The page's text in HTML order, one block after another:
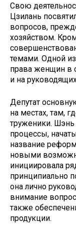
Свою
Цзилань
вопросов,
хозяйством.
темами. Одной
права женщин в
и на
Депутат
на местах, там,
труженики. Шэнь
процессы,
название
новыми
инициировала
принципиально
она лично
внимание
также
продукции.